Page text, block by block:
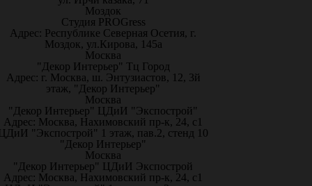
Моздок
Студия PROGress
Адрес: Республике Северная Осетия, г.
Моздок, ул.Кирова, 145а
Москва
"Декор Интерьер" Тц Город
Адрес: г. Москва, ш. Энтузиастов, 12, 3й
этаж, "Декор Интерьер"
Москва
"Декор Интерьер" ЦДиИ "Экспострой"
Адрес: Москва, Нахимовский пр-к, 24, с1
"Экспострой" 1 этаж, пав.2, стенд 10
"Декор Интерьер"
Москва
"Декор Интерьер" ЦДиИ Экспострой
Адрес: Москва, Нахимовский пр-к, 24, с1